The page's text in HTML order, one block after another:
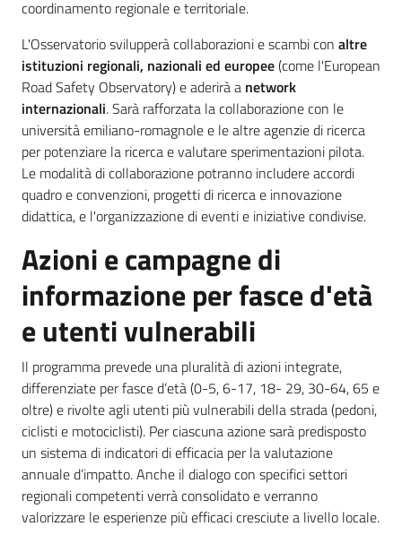
coordinamento regionale e territoriale.
L'Osservatorio svilupperà collaborazioni e scambi con altre
istituzioni regionali, nazionali ed europee(come l'European
Road Safety Observatory) e aderirà a network
internazionali. Sarà rafforzata la collaborazione con le
università emiliano-romagnole e le altre agenzie di ricerca
per potenziare la ricerca e valutare sperimentazioni pilota.
Le modalità di collaborazione potranno includere accordi
quadro e convenzioni, progetti di ricerca e innovazione
didattica, e l'organizzazione di eventi e iniziative condivise.
Azioni e campagne di
informazione per fasce d'età
e utenti vulnerabili
Il programma prevede una pluralità di azioni integrate,
differenziate per fasce d’età (0-5, 6-17, 18- 29, 30-64, 65 e
oltre) e rivolte agli utenti più vulnerabili della strada (pedoni,
ciclisti e motociclisti). Per ciascuna azione sarà predisposto
un sistema di indicatori di efficacia per la valutazione
annuale d’impatto. Anche il dialogo con specifici settori
regionali competenti verrà consolidato e verranno
valorizzare le esperienze più efficaci cresciute a livello locale.